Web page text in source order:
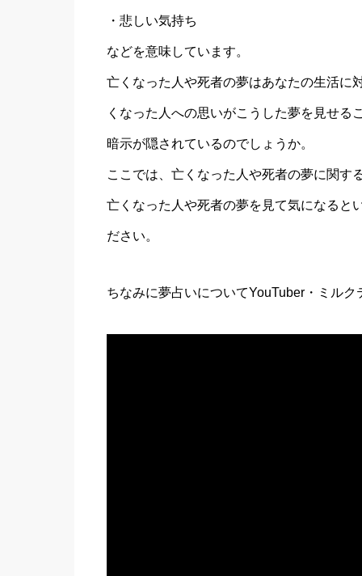
・悲しい気持ち
などを意味しています。
亡くなった人や死者の夢はあなたの生活に
くなった人への思いがこうした夢を見せ
暗示が隠されているのでしょうか。
ここでは、亡くなった人や死者の夢に関す
亡くなった人や死者の夢を見て気になると
ださい。
ちなみに夢占いについてYouTuber・ミル